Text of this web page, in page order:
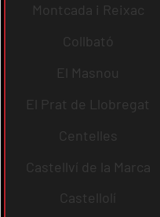
Montcada i Reixac
Collbató
El Masnou
El Prat de Llobregat
Centelles
Castellví de la Marca
Castellolí